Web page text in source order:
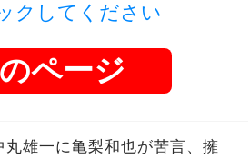
クしてください
ページ
丸雄一に亀梨和也が苦言、擁